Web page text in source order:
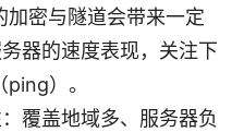
加密与隧道会带来一定
器的速度表现，关注下
）。
覆盖地域多、服务器负